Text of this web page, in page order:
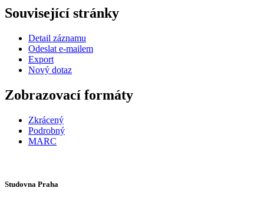
Související stránky
Detail záznamu
Odeslat e-mailem
Export
Nový dotaz
Zobrazovací formáty
Zkrácený
Podrobný
MARC
Studovna Praha